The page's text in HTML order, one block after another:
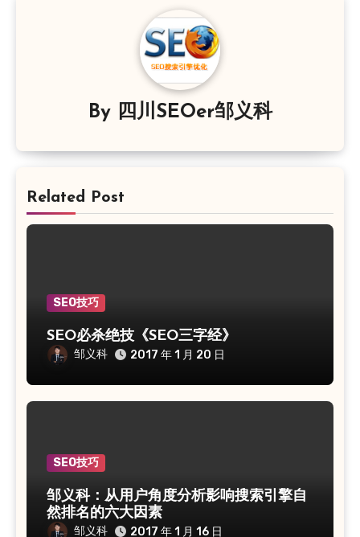
By 四川SEOer邹义科
Related Post
SEO技巧
SEO必杀绝技《SEO三字经》
邹义科 2017 年 1 月 20 日
SEO技巧
邹义科：从用户角度分析影响搜索引擎自
然排名的六大因素
邹义科 2017 年 1 月 16 日